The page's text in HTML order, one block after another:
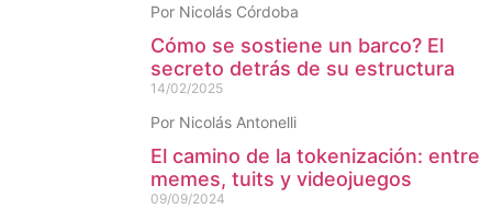
Por Nicolás Córdoba
Cómo se sostiene un barco? El
secreto detrás de su estructura
14/02/2025
Por Nicolás Antonelli
El camino de la tokenización: entre
memes, tuits y videojuegos
09/09/2024